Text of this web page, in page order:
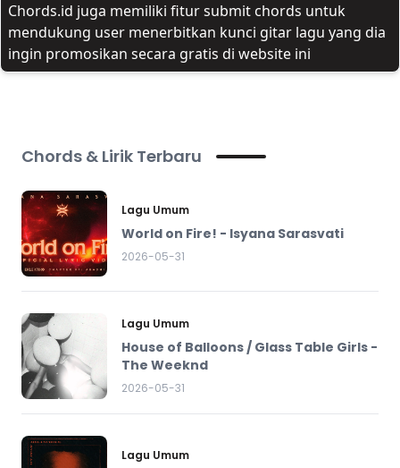
Chords.id juga memiliki fitur submit chords untuk
mendukung user menerbitkan kunci gitar lagu yang dia
ingin promosikan secara gratis di website ini
Chords & Lirik Terbaru
Lagu Umum
World on Fire! - Isyana Sarasvati
2026-05-31
Lagu Umum
House of Balloons / Glass Table Girls -
The Weeknd
2026-05-31
Lagu Umum